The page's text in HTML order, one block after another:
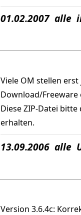
01.02.2007 alle
Viele OM stellen
Download/
Diese ZIP-Datei
erhalten.
13.09.2006 alle
Version 3.6.4c: